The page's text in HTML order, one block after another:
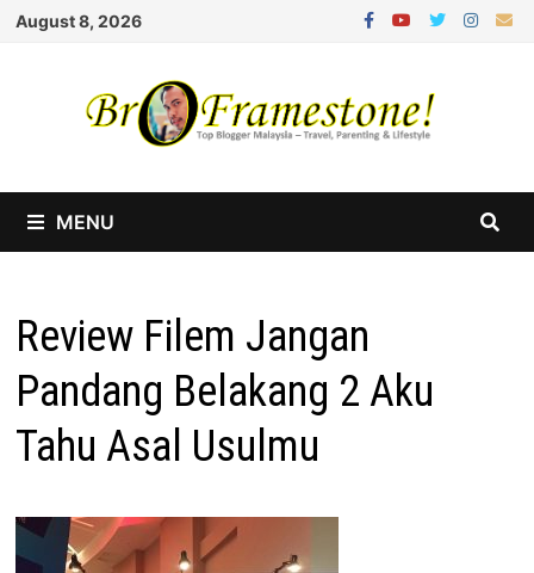
Skip
August 8, 2026
MENU
Review Filem Jangan
Pandang Belakang 2 Aku
Tahu Asal Usulmu